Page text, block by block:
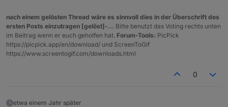
War auf der Suche nach nem Programm, womit man
eigene MP3 mit den Echos abspielen kann und da
bin ich hier gelandet.
Hab MyMedia ne Woche probiert und habs dann für
Über Routinen kann man dieses "frag meine
nach einem gelösten Thread wäre es sinnvoll dies in der Überschrift des
ersten Posts einzutragen [gelöst]-... Bitte benutzt das Voting rechts unten
im Beitrag wenn er euch geholfen hat. Forum-Tools: PicPick
https://picpick.app/en/download/ und ScreenToGif
https://www.screentogif.com/downloads.html
0
etwa einem Jahr später